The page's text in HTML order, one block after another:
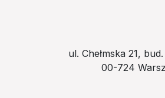
ul. Chełmska 21,
00-724